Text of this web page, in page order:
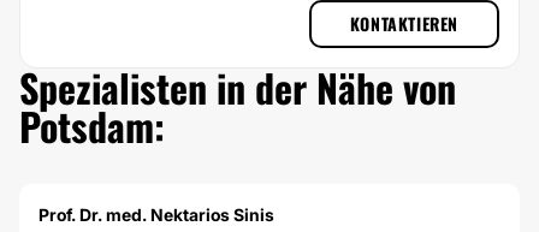
KONTAKTIEREN
Spezialisten in der Nähe von
Potsdam:
Prof. Dr. med. Nektarios Sinis